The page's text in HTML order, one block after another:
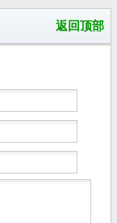
返回顶部